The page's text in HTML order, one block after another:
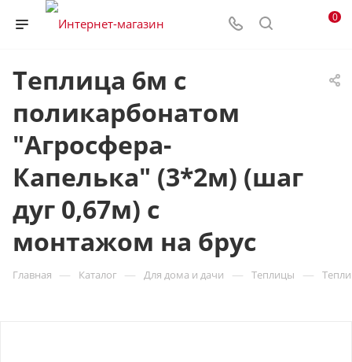
0
Теплица 6м с
поликарбонатом
"Агросфера-
Капелька" (3*2м) (шаг
дуг 0,67м) с
монтажом на брус
Главная — Каталог — Для дома и дачи — Теплицы —